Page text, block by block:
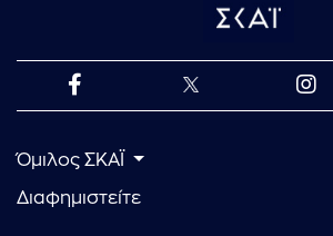
Όμιλος ΣΚΑΪ
Διαφημιστείτε